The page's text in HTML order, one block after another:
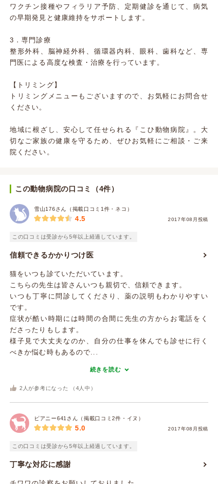
ワクチン接種やフィラリア予防、定期健診を通じて、病気
の早期発見と健康維持をサポートします。
3．専門診療
整形外科、脳神経外科、循環器内科、眼科、歯科など、専
門医による高度な検査・治療を行っています。
【トリミング】
トリミングメニューもございますので、お気軽にお問合せ
ください。
地域に根ざし、安心して任せられる『こひ動物病院』。大
切なご家族の健康を守るため、ぜひお気軽にご相談・ご来
院ください。
この動物病院の口コミ（4件）
雪山176さん（掲載口コミ1件・ネコ）
2017年08月投稿
4.5
この口コミは受診から5年以上経過しています。
信頼できるかかりつけ医
猫をいつも診ていただいています。
こちらの先生は皆さんいつも親切で、信頼できます。
いつも丁寧に問診してくださり、薬の説明もわかりやすい
です。
症状が酷い時期には時間の合間に先生の方からお電話をく
ださったりもします。
様子見で大丈夫なのか、自分の仕事を休んでも診せに行く
べきか悩む時もあるので...
続きを読む
2 人が参考になった （ 4 人中）
ピアニー641さん（掲載口コミ2件・イヌ）
2017年08月投稿
5.0
この口コミは受診から5年以上経過しています。
丁寧な対応に感謝